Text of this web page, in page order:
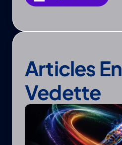
Enregistrer en PDF
Articles En
Vedette